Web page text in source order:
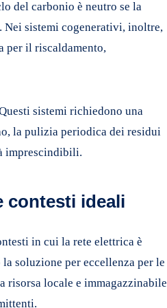
del carbonio è neutro se la
sistemi cogenerativi, inoltre,
per il riscaldamento,
sistemi richiedono una
la pulizia periodica dei residui
imprescindibili.
contesti ideali
in cui la rete elettrica è
soluzione per eccellenza per le
risorsa locale e immagazzinabile